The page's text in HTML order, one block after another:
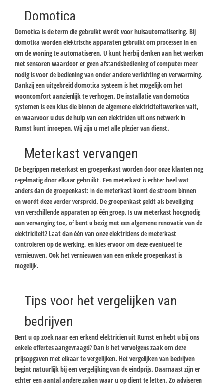
Domotica
Domotica is de term die gebruikt wordt voor huisautomatisering. Bij
domotica worden elektrische apparaten gebruikt om processen in en
om de woning te automatiseren. U kunt hierbij denken aan het werken
met sensoren waardoor er geen afstandsbediening of computer meer
nodig is voor de bediening van onder andere verlichting en verwarming.
Dankzij een uitgebreid domotica systeem is het mogelijk om het
wooncomfort aanzienlijk te verhogen. De installatie van domotica
systemen is een klus die binnen de algemene elektriciteitswerken valt,
en waarvoor u dus de hulp van een elektricien uit ons netwerk in
Rumst kunt inroepen. Wij zijn u met alle plezier van dienst.
Meterkast vervangen
De begrippen meterkast en groepenkast worden door onze klanten nog
regelmatig door elkaar gebruikt. Een meterkast is echter heel wat
anders dan de groepenkast: in de meterkast komt de stroom binnen
en wordt deze verder verspreid. De groepenkast geldt als beveiliging
van verschillende apparaten op één groep. Is uw meterkast hoognodig
aan vervanging toe, of bent u bezig met een algemene renovatie van de
elektriciteit? Laat dan één van onze elektriciens de meterkast
controleren op de werking, en kies ervoor om deze eventueel te
vernieuwen. Ook het vernieuwen van een enkele groepenkast is
mogelijk.
Tips voor het vergelijken van
bedrijven
Bent u op zoek naar een erkend elektricien uit Rumst en hebt u bij ons
enkele offertes aangevraagd? Dan is het vervolgens zaak om deze
prijsopgaven met elkaar te vergelijken. Het vergelijken van bedrijven
begint natuurlijk bij een vergelijking van de eindprijs. Daarnaast zijn er
echter een aantal andere zaken waar u op dient te letten. Zo adviseren